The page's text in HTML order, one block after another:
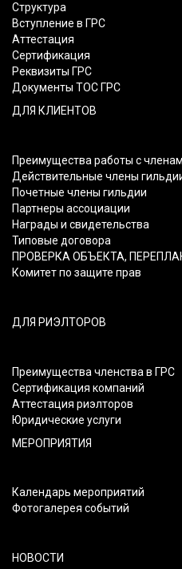
Структура
Вступление в ГРС
Аттестация
Сертификация
Реквизиты ГРС
Документы ТОС ГРС
ДЛЯ КЛИЕНТОВ
Преимущества работы с
Действительные члены
Почетные члены гильдии
Партнеры ассоциации
Награды и свидетельства
Типовые договора
ПРОВЕРКА ОБЪЕКТА,
Комитет по защите прав
ДЛЯ РИЭЛТОРОВ
Преимущества членства в ГРС
Сертификация компаний
Аттестация риэлторов
Юридические услуги
МЕРОПРИЯТИЯ
Календарь мероприятий
Фотогалерея событий
НОВОСТИ